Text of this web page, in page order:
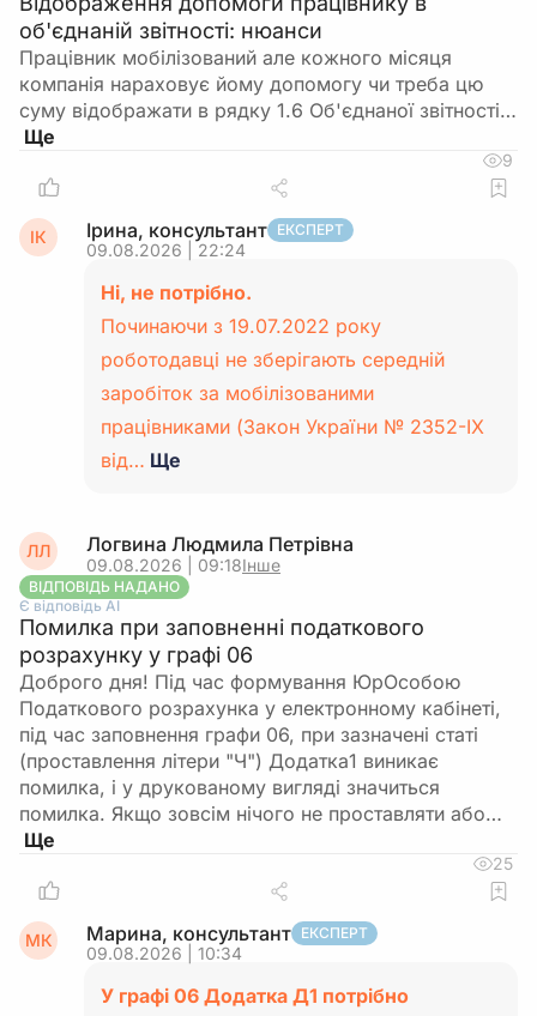
об'єднаній звітності: нюанси
Працівник мобілізований але кожного місяця
компанія нараховує йому допомогу чи треба цю
суму відображати в рядку 1.6 Об'єднаної звітності…
9
ІК Ірина, консультант ЕКСПЕРТ
09.08.2026 | 22:24
Ні, не потрібно.
Починаючи з 19.07.2022 року
роботодавці не зберігають середній
заробіток за мобілізованими
працівниками (Закон України № 2352-IX
від… Ще
ЛЛ Логвина Людмила Петрівна
09.08.2026 | 09:18Інше
ВІДПОВІДЬ НАДАНО
Є відповідь АІ
Помилка при заповненні податкового
розрахунку у графі 06
Доброго дня! Під час формування ЮрОсобою
Податкового розрахунка у електронному кабінеті,
під час заповнення графи 06, при зазначені статі
(проставлення літери "Ч") Додатка1 виникає
помилка, і у друкованому вигляді значиться
помилка. Якщо зовсім нічого не проставляти або…
25
МК Марина, консультант ЕКСПЕРТ
09.08.2026 | 10:34
У графі 06 Додатка Д1 потрібно